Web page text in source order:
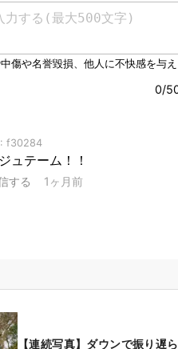
【連続写真】ダウンで振り遅ら